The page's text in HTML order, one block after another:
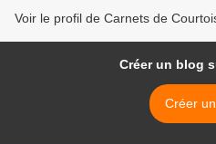
Voir le profil de Carnets de
Créer un blog
Créer